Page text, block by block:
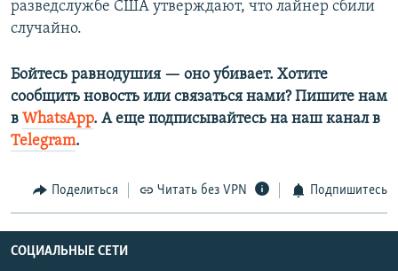
разведслужбе США утверждают, что лайнер сбили
случайно.
Бойтесь равнодушия — оно убивает. Хотите
сообщить новость или связаться нами? Пишите нам
в WhatsApp. А еще подписывайтесь на наш канал в
Telegram.
Поделиться Читать без VPN Подпишитесь
СОЦИАЛЬНЫЕ СЕТИ